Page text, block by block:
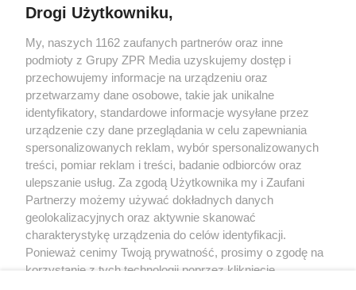
Żaden utwór zamieszczony w serwisie nie może być powielany i
rozpowszechniany lub dalej rozpowszechniany w jakikolwiek sposób (w
tym także elektroniczny lub mechaniczny) na jakimkolwiek polu
eksploatacji w jakiejkolwiek formie, włącznie z umieszczaniem w Internecie
bez pisemnej zgody właściciela praw. Jakiekolwiek użycie lub
wykorzystanie utworów w całości lub w części z naruszeniem prawa, tzn.
bez właściwej zgody, jest zabronione pod groźbą kary i może być ścigane
prawnie.
O nas
Drogi Użytkowniku,
My, naszych 1162 zaufanych partnerów oraz inne
podmioty z Grupy ZPR Media uzyskujemy dostęp i
przechowujemy informacje na urządzeniu oraz
przetwarzamy dane osobowe, takie jak unikalne
identyfikatory, standardowe informacje wysyłane przez
urządzenie czy dane przeglądania w celu zapewniania
spersonalizowanych reklam, wybór spersonalizowanych
treści, pomiar reklam i treści, badanie odbiorców oraz
ulepszanie usług. Za zgodą Użytkownika my i Zaufani
Partnerzy możemy używać dokładnych danych
geolokalizacyjnych oraz aktywnie skanować
charakterystykę urządzenia do celów identyfikacji.
Ponieważ cenimy Twoją prywatność, prosimy o zgodę na
korzystanie z tych technologii poprzez kliknięcie